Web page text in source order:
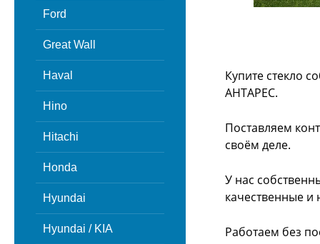
Ford
Great Wall
Haval
Hino
Hitachi
Honda
Hyundai
Hyundai / KIA
Купите стекло
АНТАРЕС.
Поставляем
своём деле.
У нас
качественные и
Работаем без